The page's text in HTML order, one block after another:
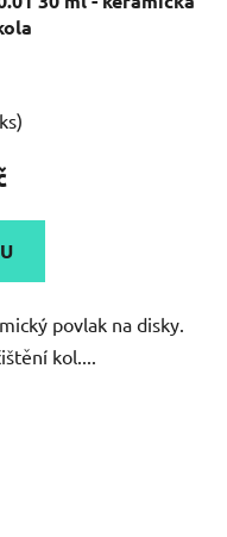
povlak na disky.
kol....